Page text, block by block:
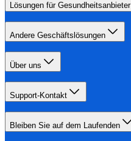
Lösungen für Gesundheitsanbieter
Andere Geschäftslösungen
Über uns
Support-Kontakt
Bleiben Sie auf dem Laufenden